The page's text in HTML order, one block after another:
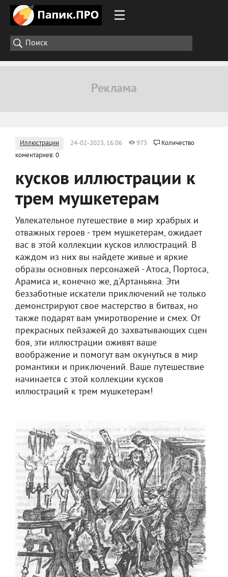
Иллюстрации 24-02-2023, 16:06 973
Количество
коментариев: 0
кусков иллюстрации к
трем мушкетерам
Увлекательное путешествие в мир храбрых и
отважных героев - трем мушкетерам, ожидает
вас в этой коллекции кусков иллюстраций. В
каждом из них вы найдете живые и яркие
образы основных персонажей - Атоса, Портоса,
Арамиса и, конечно же, д'Артаньяна. Эти
беззаботные искатели приключений не только
демонстрируют свое мастерство в битвах, но
также подарят вам умиротворение и смех. От
прекрасных пейзажей до захватывающих сцен
боя, эти иллюстрации оживят ваше
воображение и помогут вам окунуться в мир
романтики и приключений. Ваше путешествие
начинается с этой коллекции кусков
иллюстраций к трем мушкетерам!